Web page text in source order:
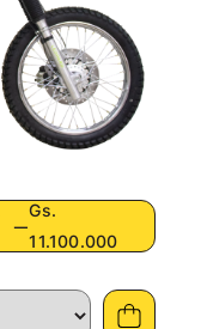
—
Gs.
11.100.000